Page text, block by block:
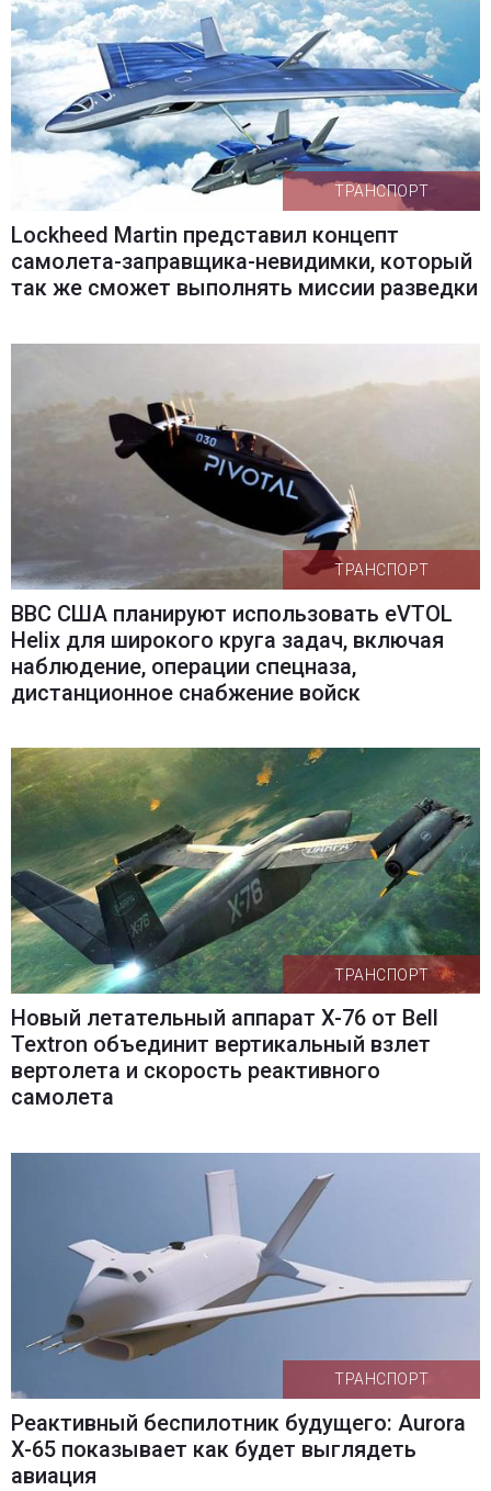
ТРАНСПОРТ
Lockheed Martin представил концепт
самолета-заправщика-невидимки, который
так же сможет выполнять миссии разведки
ТРАНСПОРТ
ВВС США планируют использовать eVTOL
Helix для широкого круга задач, включая
наблюдение, операции спецназа,
дистанционное снабжение войск
ТРАНСПОРТ
Новый летательный аппарат X-76 от Bell
Textron объединит вертикальный взлет
вертолета и скорость реактивного
самолета
ТРАНСПОРТ
Реактивный беспилотник будущего: Aurora
X-65 показывает как будет выглядеть
авиация